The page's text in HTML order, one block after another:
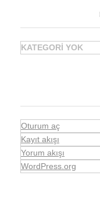
KATEGORI YOK
Oturum aç
Kayıt akışı
Yorum akışı
WordPress.org